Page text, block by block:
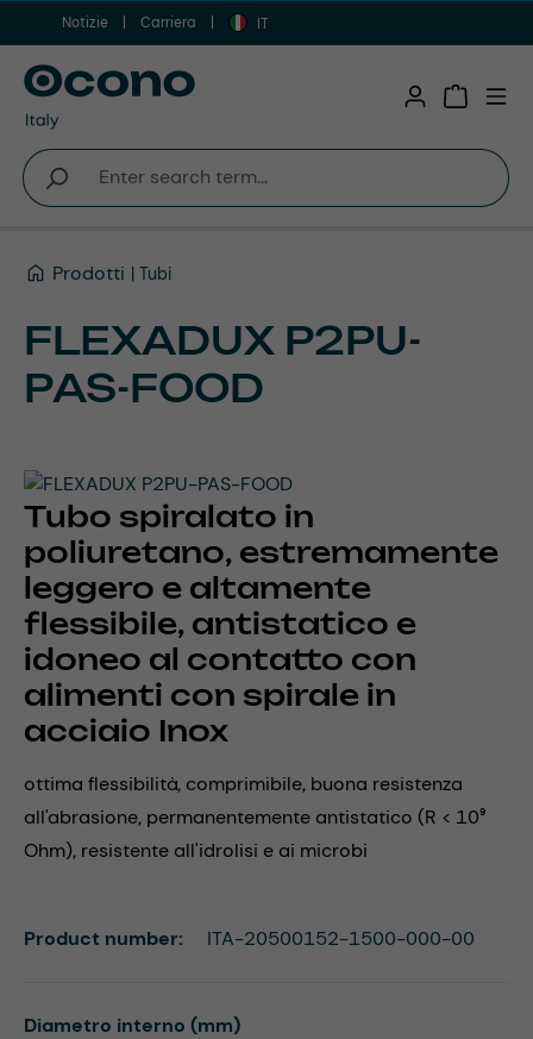
Vai al contenuto principale
Notizie Carriera IT
Prodotti Tubi
FLEXADUX P2PU-
PAS-FOOD
Tubo spiralato in
poliuretano, estremamente
leggero e altamente
flessibile, antistatico e
idoneo al contatto con
alimenti con spirale in
acciaio Inox
ottima flessibilità, comprimibile, buona resistenza
all'abrasione, permanentemente antistatico (R < 10⁹
Ohm), resistente all'idrolisi e ai microbi
Select
Diametro interno (mm)
Product number: ITA-20500152-1500-000-00